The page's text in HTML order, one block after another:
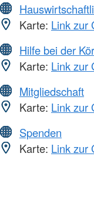
Karte: Link zur
Hilfe bei der
Karte: Link zur
Mitgliedschaft
Karte: Link zur
Spenden
Karte: Link zur